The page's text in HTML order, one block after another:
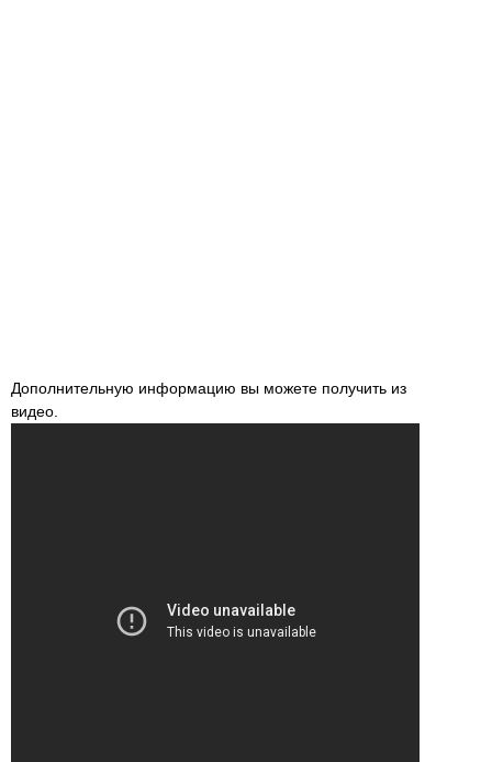
Дополнительную информацию вы можете получить из
видео.